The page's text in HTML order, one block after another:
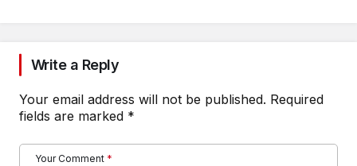
Write a Reply
Your email address will not be published. Required
fields are marked *
Your Comment *